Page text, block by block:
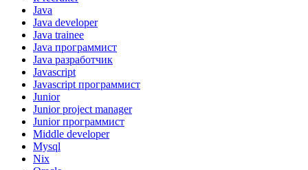
Java
Java developer
Java trainee
Java программист
Java разработчик
Javascript
Javascript программист
Junior
Junior project manager
Junior программист
Middle developer
Mysql
Nix